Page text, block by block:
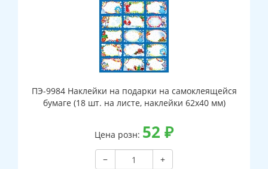
ПЭ-9984 Наклейки на подарки на самоклеящейся
бумаге (18 шт. на листе, наклейки 62х40 мм)
Цена розн: 52 ₽
−
+